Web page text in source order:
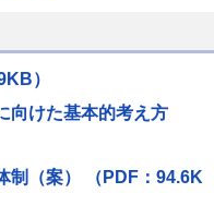
）
向けた基本的考え方
制（案） （PDF：94.6K